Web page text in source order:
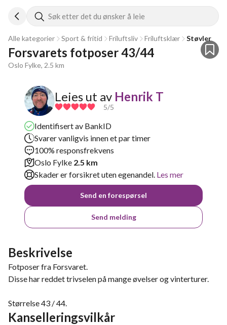
Søk etter det du ønsker å leie
Alle kategorier Sport & fritid Friluftsliv Friluftsklær Støvler
Forsvarets fotposer 43/44
Oslo Fylke, 2.5 km
Leies ut av Henrik T
5/5
Identifisert av BankID
Svarer vanligvis innen et par timer
100% responsfrekvens
Oslo Fylke 2.5 km
Skader er forsikret uten egenandel. Les mer
Send en forespørsel
Send melding
Beskrivelse
Fotposer fra Forsvaret.
Disse har reddet trivselen på mange øvelser og vinterturer.
Størrelse 43 / 44.
Kanselleringsvilkår